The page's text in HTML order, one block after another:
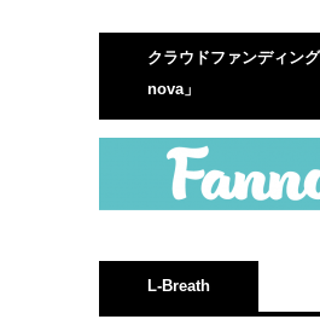
クラウドファンディン
nova」
L-Breath